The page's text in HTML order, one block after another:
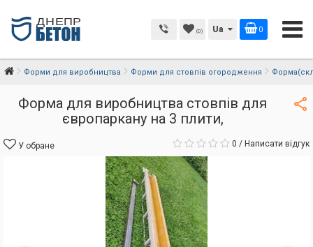
(0) Ua 0
Форми для виробництва Форми для стовпів огородження
Форма для виробництва стовпів для
європаркану на 3 плити,
У обране 0 / Написати відгук